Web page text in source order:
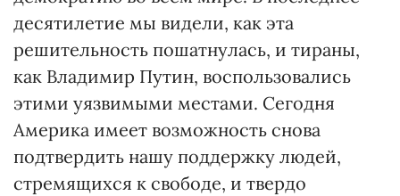
десятилетие мы видели, как эта
решительность пошатнулась, и тираны,
как Владимир Путин, воспользовались
этими уязвимыми местами. Сегодня
Америка имеет возможность снова
подтвердить нашу поддержку людей,
стремящихся к свободе, и твердо